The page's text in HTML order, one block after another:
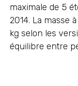
maximale de 5
2014. La masse
kg selon les
équilibre entre